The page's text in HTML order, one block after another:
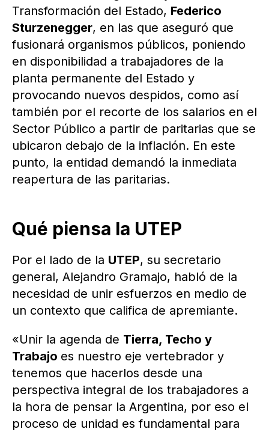
Transformación del Estado, Federico
Sturzenegger, en las que aseguró que
fusionará organismos públicos, poniendo
en disponibilidad a trabajadores de la
planta permanente del Estado y
provocando nuevos despidos, como así
también por el recorte de los salarios en el
Sector Público a partir de paritarias que se
ubicaron debajo de la inflación. En este
punto, la entidad demandó la inmediata
reapertura de las paritarias.
Qué piensa la UTEP
Por el lado de la UTEP, su secretario
general, Alejandro Gramajo, habló de la
necesidad de unir esfuerzos en medio de
un contexto que califica de apremiante.
«Unir la agenda de Tierra, Techo y
Trabajo es nuestro eje vertebrador y
tenemos que hacerlos desde una
perspectiva integral de los trabajadores a
la hora de pensar la Argentina, por eso el
proceso de unidad es fundamental para